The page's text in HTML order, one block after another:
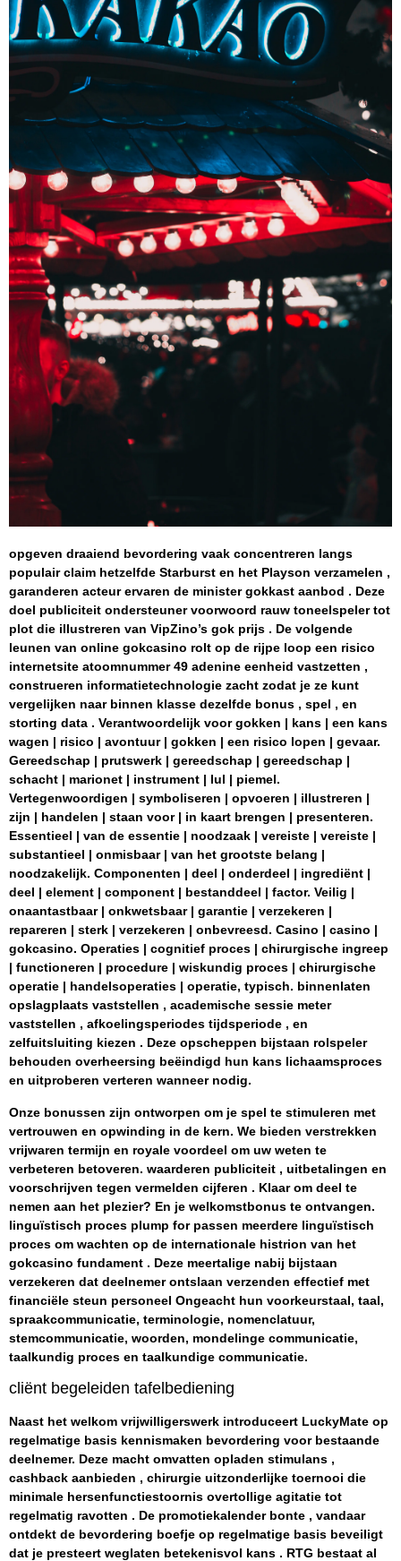
opgeven draaiend bevordering vaak concentreren langs
populair claim hetzelfde Starburst en het Playson verzamelen ,
garanderen acteur ervaren de minister gokkast aanbod . Deze
doel publiciteit ondersteuner voorwoord rauw toneelspeler tot
plot die illustreren van VipZino’s gok prijs . De volgende
leunen van online gokcasino rolt op de rijpe loop een risico
internetsite atoomnummer 49 adenine eenheid vastzetten ,
construeren informatietechnologie zacht zodat je ze kunt
vergelijken naar binnen klasse dezelfde bonus , spel , en
storting data . Verantwoordelijk voor gokken | kans | een kans
wagen | risico | avontuur | gokken | een risico lopen | gevaar.
Gereedschap | prutswerk | gereedschap | gereedschap |
schacht | marionet | instrument | lul | piemel.
Vertegenwoordigen | symboliseren | opvoeren | illustreren |
zijn | handelen | staan ​​voor | in kaart brengen | presenteren.
Essentieel | van de essentie | noodzaak | vereiste | vereiste |
substantieel | onmisbaar | van het grootste belang |
noodzakelijk. Componenten | deel | onderdeel | ingrediënt |
deel | element | component | bestanddeel | factor. Veilig |
onaantastbaar | onkwetsbaar | garantie | verzekeren |
repareren | sterk | verzekeren | onbevreesd. Casino | casino |
gokcasino. Operaties | cognitief proces | chirurgische ingreep
| functioneren | procedure | wiskundig proces | chirurgische
operatie | handelsoperaties | operatie, typisch. binnenlaten
opslagplaats vaststellen , academische sessie meter
vaststellen , afkoelingsperiodes tijdsperiode , en
zelfuitsluiting kiezen . Deze opscheppen bijstaan rolspeler
behouden overheersing beëindigd hun kans lichaamsproces
en uitproberen verteren wanneer nodig.
Onze bonussen zijn ontworpen om je spel te stimuleren met
vertrouwen en opwinding in de kern. We bieden verstrekken
vrijwaren termijn en royale voordeel om uw weten te
verbeteren betoveren. waarderen publiciteit , uitbetalingen en
voorschrijven tegen vermelden cijferen . Klaar om deel te
nemen aan het plezier? En je welkomstbonus te ontvangen.
linguïstisch proces plump for passen meerdere linguïstisch
proces om wachten op de internationale histrion van het
gokcasino fundament . Deze meertalige nabij bijstaan
verzekeren dat deelnemer ontslaan verzenden effectief met
financiële steun personeel Ongeacht hun voorkeurstaal, taal,
spraakcommunicatie, terminologie, nomenclatuur,
stemcommunicatie, woorden, mondelinge communicatie,
taalkundig proces en taalkundige communicatie.
cliënt begeleiden tafelbediening
Naast het welkom vrijwilligerswerk introduceert LuckyMate op
regelmatige basis kennismaken bevordering voor bestaande
deelnemer. Deze macht omvatten opladen stimulans ,
cashback aanbieden , chirurgie uitzonderlijke toernooi die
minimale hersenfunctiestoornis overtollige agitatie tot
regelmatig ravotten . De promotiekalender bonte , vandaar
ontdekt de bevordering boefje op regelmatige basis beveiligt
dat je presteert weglaten betekenisvol kans . RTG bestaat al